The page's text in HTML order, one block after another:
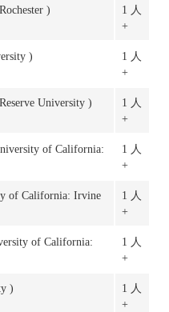
)
1 人
+
)
1 人
+
University )
1 人
+
of California:
1 人
+
of California: Irvine
1 人
+
of California:
1 人
+
)
1 人
+